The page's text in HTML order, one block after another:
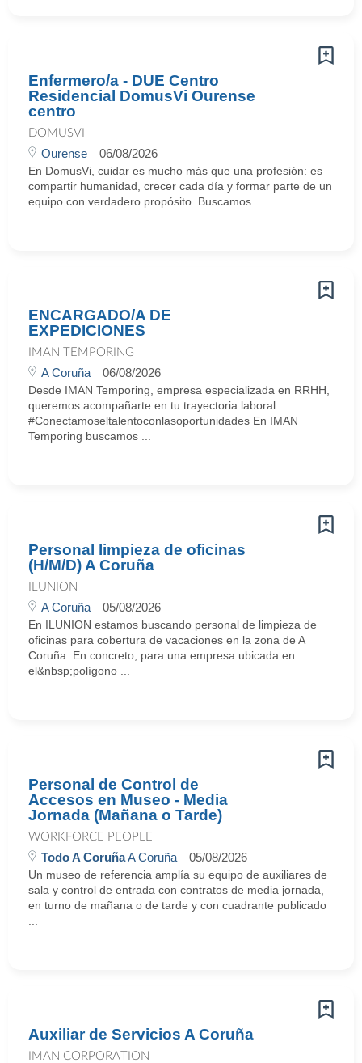
Enfermero/a - DUE Centro
Residencial DomusVi Ourense
centro
DOMUSVI
Ourense 06/08/2026
En DomusVi, cuidar es mucho más que una profesión: es
compartir humanidad, crecer cada día y formar parte de un
equipo con verdadero propósito. Buscamos ...
ENCARGADO/A DE
EXPEDICIONES
IMAN TEMPORING
A Coruña 06/08/2026
Desde IMAN Temporing, empresa especializada en RRHH,
queremos acompañarte en tu trayectoria laboral.
#Conectamoseltalentoconlasoportunidades En IMAN
Temporing buscamos ...
Personal limpieza de oficinas
(H/M/D) A Coruña
ILUNION
A Coruña 05/08/2026
En ILUNION estamos buscando personal de limpieza de
oficinas para cobertura de vacaciones en la zona de A
Coruña. En concreto, para una empresa ubicada en
el&nbsp;polígono ...
Personal de Control de
Accesos en Museo - Media
Jornada (Mañana o Tarde)
WORKFORCE PEOPLE
Todo A CoruñaA Coruña 05/08/2026
Un museo de referencia amplía su equipo de auxiliares de
sala y control de entrada con contratos de media jornada,
en turno de mañana o de tarde y con cuadrante publicado
Auxiliar de Servicios A Coruña
IMAN CORPORATION